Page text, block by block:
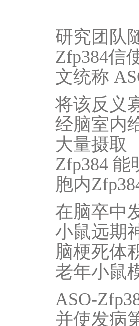
研究团队
Zfp384信
文统称
将该反义
经脑室内
大量摄取
Zfp384 能
胞内
在脑卒中
小鼠远期
脑梗死体
老年小鼠
ASO-
并使发病